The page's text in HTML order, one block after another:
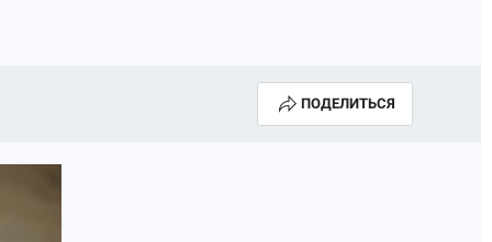
ПОДЕЛИТЬСЯ